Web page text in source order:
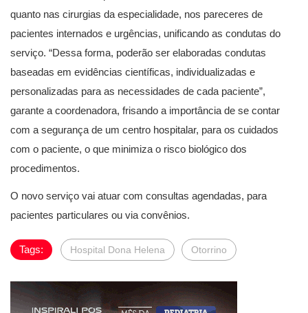
quanto nas cirurgias da especialidade, nos pareceres de
pacientes internados e urgências, unificando as condutas do
serviço. “Dessa forma, poderão ser elaboradas condutas
baseadas em evidências científicas, individualizadas e
personalizadas para as necessidades de cada paciente”,
garante a coordenadora, frisando a importância de se contar
com a segurança de um centro hospitalar, para os cuidados
com o paciente, o que minimiza o risco biológico dos
procedimentos.
O novo serviço vai atuar com consultas agendadas, para
pacientes particulares ou via convênios.
Tags: Hospital Dona Helena Otorrino